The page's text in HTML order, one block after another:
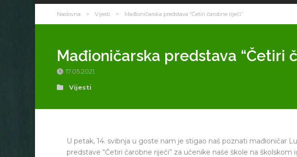
Naslovna > Vijesti > Mađioničarska predstava “Četiri čarobne riječi”
Mađioničarska predstava “Četiri
17.05.2021.
Vijesti
U petak, 14. svibnja u goste nam je stigao naš poznati mađioničar
predstave “Četiri čarobne riječi” za učenike naše škole na školskom